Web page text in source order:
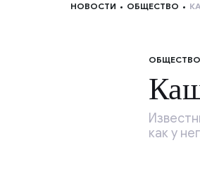
НОВОСТИ ОБЩЕСТВО
ОБЩЕСТВО
как у